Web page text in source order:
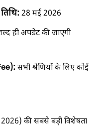
28 मई 2026
ही अपडेट की जाएगी
सभी श्रेणियों के लिए कोई
की सबसे बड़ी विशेषता